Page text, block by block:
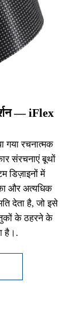
— iFlex
गया रचनात्मक
संरचनाएं बूथों
डिज़ाइनों में
और अत्यधिक
देता है, जो इसे
के ठहरने के
है।.